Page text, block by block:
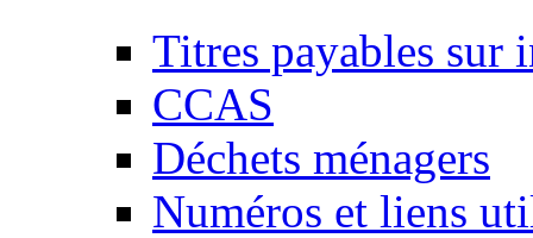
Titres payables sur
CCAS
Déchets ménagers
Numéros et liens